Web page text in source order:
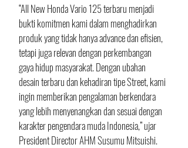
“All New Honda Vario 125 terbaru menjadi
bukti komitmen kami dalam menghadirkan
produk yang tidak hanya advance dan efisien,
tetapi juga relevan dengan perkembangan
gaya hidup masyarakat. Dengan ubahan
desain terbaru dan kehadiran tipe Street, kami
ingin memberikan pengalaman berkendara
yang lebih menyenangkan dan sesuai dengan
karakter pengendara muda Indonesia,” ujar
President Director AHM Susumu Mitsuishi.